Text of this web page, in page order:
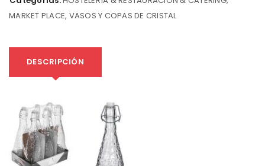
MARKET PLACE, VASOS Y COPAS DE CRISTAL
DESCRIPCIÓN